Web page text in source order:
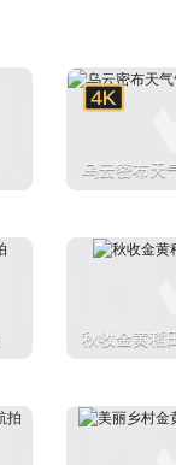
乌云密布天
秋收金黄稻